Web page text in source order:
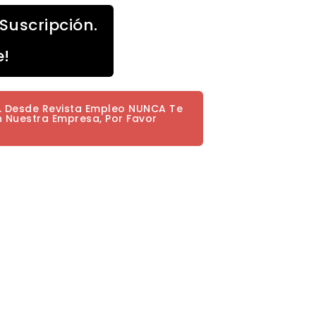
Revista Empleo NUNCA Te
Empresa, Por Favor